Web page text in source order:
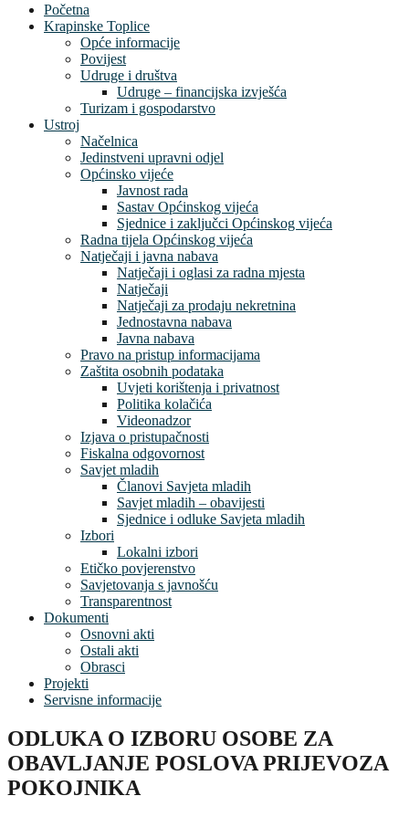
Početna
Krapinske Toplice
Opće informacije
Povijest
Udruge i društva
Udruge – financijska izvješća
Turizam i gospodarstvo
Ustroj
Načelnica
Jedinstveni upravni odjel
Općinsko vijeće
Javnost rada
Sastav Općinskog vijeća
Sjednice i zaključci Općinskog vijeća
Radna tijela Općinskog vijeća
Natječaji i javna nabava
Natječaji i oglasi za radna mjesta
Natječaji
Natječaji za prodaju nekretnina
Jednostavna nabava
Javna nabava
Pravo na pristup informacijama
Zaštita osobnih podataka
Uvjeti korištenja i privatnost
Politika kolačića
Videonadzor
Izjava o pristupačnosti
Fiskalna odgovornost
Savjet mladih
Članovi Savjeta mladih
Savjet mladih – obavijesti
Sjednice i odluke Savjeta mladih
Izbori
Lokalni izbori
Etičko povjerenstvo
Savjetovanja s javnošću
Transparentnost
Dokumenti
Osnovni akti
Ostali akti
Obrasci
Projekti
Servisne informacije
ODLUKA O IZBORU OSOBE ZA
OBAVLJANJE POSLOVA PRIJEVOZA
POKOJNIKA